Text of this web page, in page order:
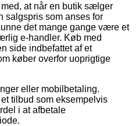
at når en butik sælger
salgspris som anses for
det mange gange være et
e-handler. Køb med
side indbefattet af et
køber overfor uoprigtige
eller mobilbetaling.
tilbud som eksempelvis
i at afbetale